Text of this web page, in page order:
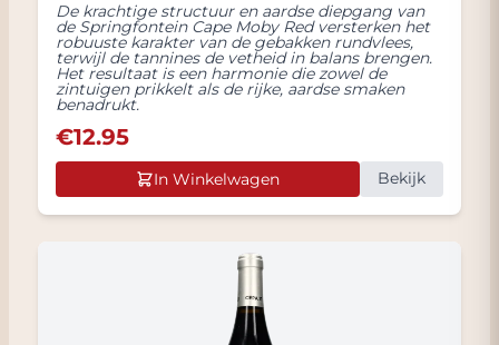
De krachtige structuur en aardse diepgang van
de Springfontein Cape Moby Red versterken het
robuuste karakter van de gebakken rundvlees,
terwijl de tannines de vetheid in balans brengen.
Het resultaat is een harmonie die zowel de
zintuigen prikkelt als de rijke, aardse smaken
benadrukt.
€12.95
In Winkelwagen Bekijk